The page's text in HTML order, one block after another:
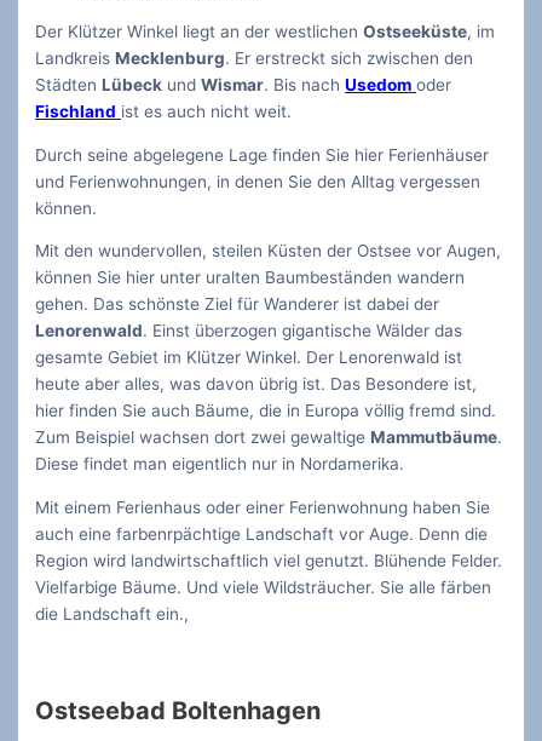
Der Klützer Winkel liegt an der westlichenOstseeküste, im
LandkreisMecklenburg. Er erstreckt sich zwischen den
StädtenLübeck undWismar. Bis nachUsedom oder
Fischland ist es auch nicht weit.
Durch seine abgelegene Lage finden Sie hier Ferienhäuser
und Ferienwohnungen, in denen Sie den Alltag vergessen
können.
Mit den wundervollen, steilen Küsten der Ostsee vor Augen,
können Sie hier unter uralten Baumbeständen wandern
gehen. Das schönste Ziel für Wanderer ist dabei der
Lenorenwald. Einst überzogen gigantische Wälder das
gesamte Gebiet im Klützer Winkel. Der Lenorenwald ist
heute aber alles, was davon übrig ist. Das Besondere ist,
hier finden Sie auch Bäume, die in Europa völlig fremd sind.
Zum Beispiel wachsen dort zwei gewaltigeMammutbäume.
Diese findet man eigentlich nur in Nordamerika.
Mit einem Ferienhaus oder einer Ferienwohnung haben Sie
auch eine farbenrpächtige Landschaft vor Auge. Denn die
Region wird landwirtschaftlich viel genutzt. Blühende Felder.
Vielfarbige Bäume. Und viele Wildsträucher. Sie alle färben
die Landschaft ein.,
Ostseebad Boltenhagen